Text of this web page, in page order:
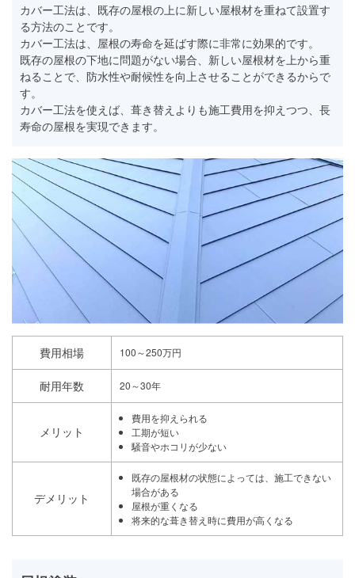
カバー工法は、既存の屋根の上に新しい屋根材を重ねて設置す
る方法のことです。
カバー工法は、屋根の寿命を延ばす際に非常に効果的です。
既存の屋根の下地に問題がない場合、新しい屋根材を上から重
ねることで、防水性や耐候性を向上させることができるからで
す。
カバー工法を使えば、葺き替えよりも施工費用を抑えつつ、長
寿命の屋根を実現できます。
費用相場 100～250万円
耐用年数 20～30年
メリット
費用を抑えられる
工期が短い
騒音やホコリが少ない
デメリット
既存の屋根材の状態によっては、施工できない
場合がある
屋根が重くなる
将来的な葺き替え時に費用が高くなる